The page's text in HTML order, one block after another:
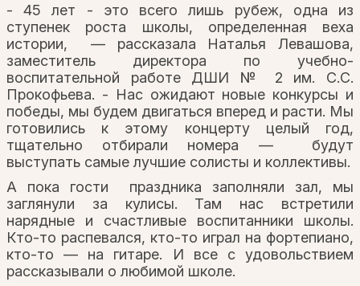
- 45 лет - это всего лишь рубеж, одна из
ступенек роста школы, определенная веха
истории, — рассказала Наталья Левашова,
заместитель директора по учебно-
воспитательной работе ДШИ № 2 им. С.С.
Прокофьева. - Нас ожидают новые конкурсы и
победы, мы будем двигаться вперед и расти. Мы
готовились к этому концерту целый год,
тщательно отбирали номера — будут
выступать самые лучшие солисты и коллективы.
А пока гости праздника заполняли зал, мы
заглянули за кулисы. Там нас встретили
нарядные и счастливые воспитанники школы.
Кто-то распевался, кто-то играл на фортепиано,
кто-то — на гитаре. И все с удовольствием
рассказывали о любимой школе.